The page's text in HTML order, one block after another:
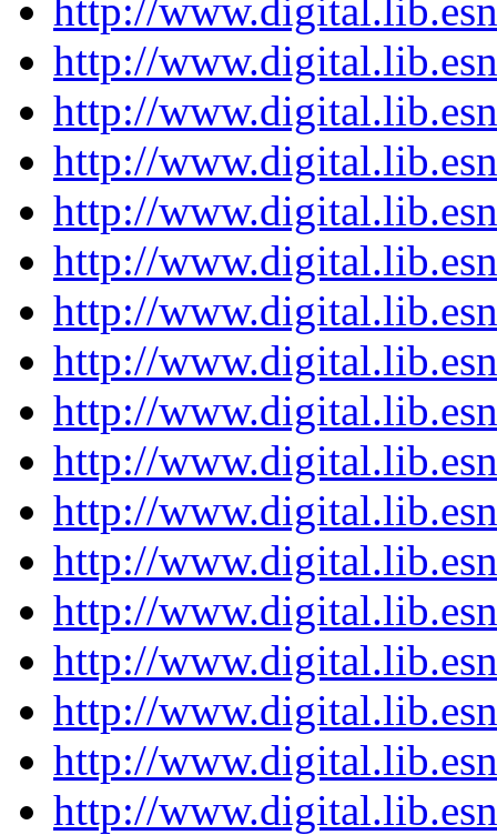
http://
http://
http://
http://
http://
http://
http://
http://
http://
http://
http://
http://
http://
http://
http://
http://
http://